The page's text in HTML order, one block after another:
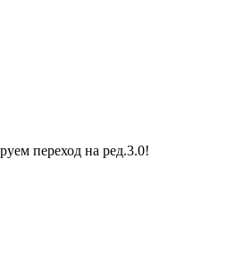
переход на ред.3.0!